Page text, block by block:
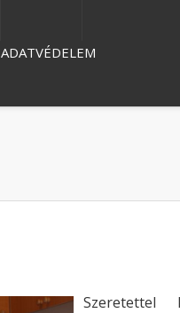
ADATVÉDELEM
Szeretettel